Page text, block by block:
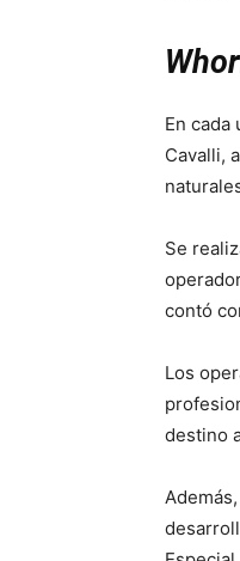
En
Cavalli,
Se
contó
Los
destino